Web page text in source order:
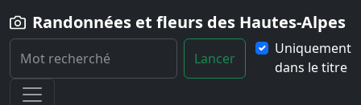
Randonnées et fleurs des Hautes-Alpes
Lancer
Uniquement
dans le titre
Home
Paysage
Rochebrune-depuis-la-crete-de-Glaisette